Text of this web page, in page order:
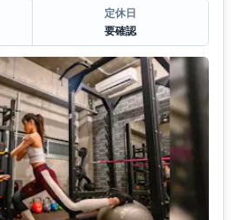
定休日
要確認